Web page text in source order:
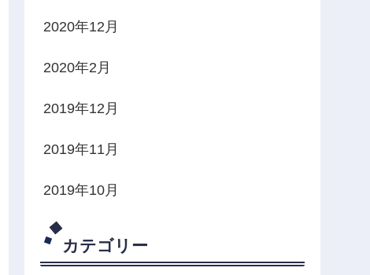
2020年12月
2020年2月
2019年12月
2019年11月
2019年10月
カテゴリー